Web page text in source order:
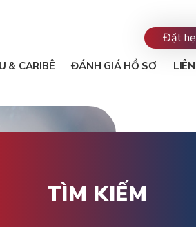
& CARIBÊ ĐÁNH GIÁ HỒ SƠ
Đặt
TÌM KIẾM